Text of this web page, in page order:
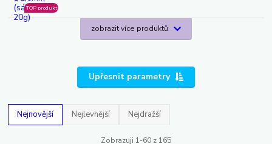
TOP produkt
zobrazit více produktů
Upřesnit parametry
Nejnovější Nejlevnější Nejdražší
Zobrazuji 1-60 z 165